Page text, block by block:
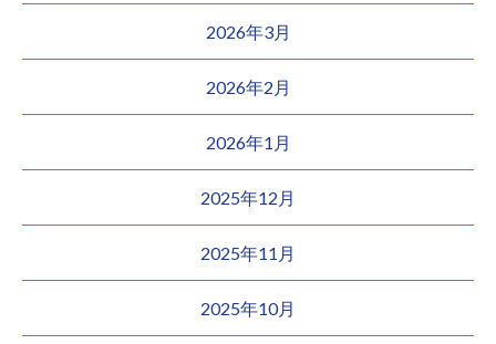
2026年3月
2026年2月
2026年1月
2025年12月
2025年11月
2025年10月